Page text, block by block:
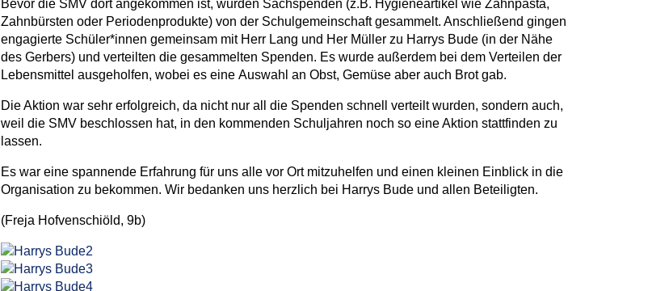
Bevor die SMV dort angekommen ist, wurden Sachspenden (z.B. Hygieneartikel wie Zahnpasta,
Zahnbürsten oder Periodenprodukte) von der Schulgemeinschaft gesammelt. Anschließend gingen
engagierte Schüler*innen gemeinsam mit Herr Lang und Her Müller zu Harrys Bude (in der Nähe
des Gerbers) und verteilten die gesammelten Spenden. Es wurde außerdem bei dem Verteilen der
Lebensmittel ausgeholfen, wobei es eine Auswahl an Obst, Gemüse aber auch Brot gab.
Die Aktion war sehr erfolgreich, da nicht nur all die Spenden schnell verteilt wurden, sondern auch,
weil die SMV beschlossen hat, in den kommenden Schuljahren noch so eine Aktion stattfinden zu
lassen.
Es war eine spannende Erfahrung für uns alle vor Ort mitzuhelfen und einen kleinen Einblick in die
Organisation zu bekommen. Wir bedanken uns herzlich bei Harrys Bude und allen Beteiligten.
(Freja Hofvenschiöld, 9b)